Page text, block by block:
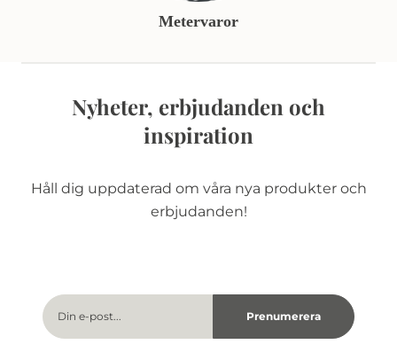
Metervaror
Nyheter, erbjudanden och
inspiration
Håll dig uppdaterad om våra nya produkter och
erbjudanden!